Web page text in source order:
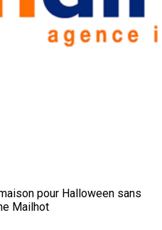
pour Halloween sans
Mailhot